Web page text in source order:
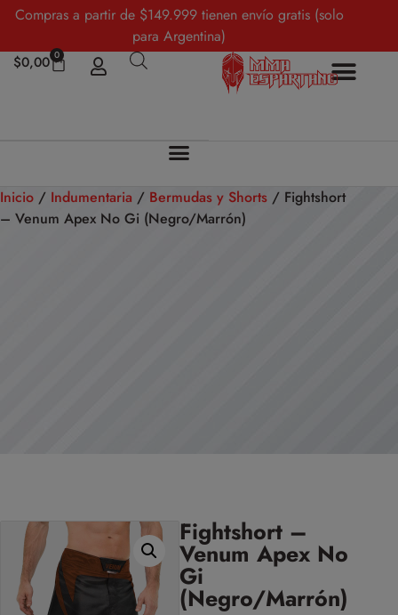
Compras a partir de $149.999 tienen envío gratis (solo
para Argentina)
$0,00 0
Inicio / Indumentaria / Bermudas y Shorts / Fightshort
– Venum Apex No Gi (Negro/Marrón)
Fightshort –
Venum Apex No
Gi
(Negro/Marrón)